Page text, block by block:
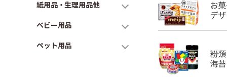
紙用品・生理用品他
ベビー用品
ペット用品